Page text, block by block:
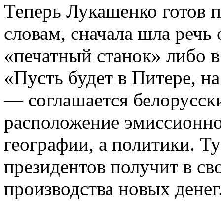
Теперь Лукашенко готов
словам, сначала шла
«печатный станок» либо
«Пусть будет в Питере,
— соглашается
расположение
географии, а политики.
президентов получит в
производства новых